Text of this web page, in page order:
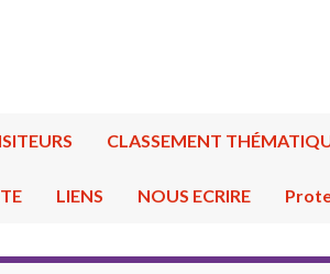
CLASSEMENT
LIENS NOUS ECRIRE